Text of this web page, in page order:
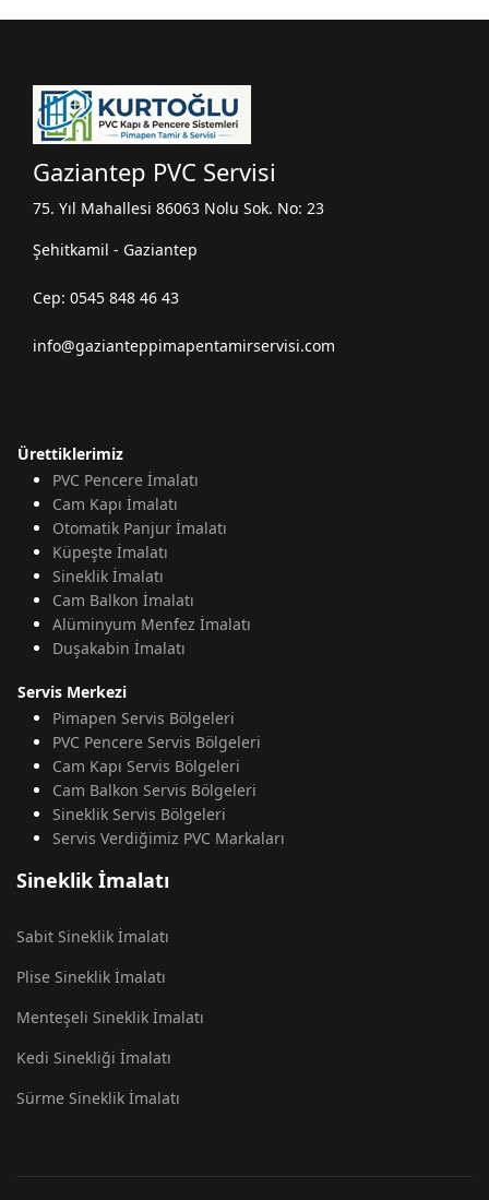
Gaziantep PVC Servisi
75. Yıl Mahallesi 86063 Nolu Sok. No: 23
Şehitkamil - Gaziantep
Cep: 0545 848 46 43
info@gazianteppimapentamirservisi.com
Ürettiklerimiz
PVC Pencere İmalatı
Cam Kapı İmalatı
Otomatik Panjur İmalatı
Küpeşte İmalatı
Sineklik İmalatı
Cam Balkon İmalatı
Alüminyum Menfez İmalatı
Duşakabin İmalatı
Servis Merkezi
Pimapen Servis Bölgeleri
PVC Pencere Servis Bölgeleri
Cam Kapı Servis Bölgeleri
Cam Balkon Servis Bölgeleri
Sineklik Servis Bölgeleri
Servis Verdiğimiz PVC Markaları
Sineklik İmalatı
Sabit Sineklik İmalatı
Plise Sineklik İmalatı
Menteşeli Sineklik İmalatı
Kedi Sinekliği İmalatı
Sürme Sineklik İmalatı